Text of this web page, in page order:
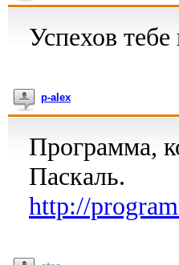
Успехов
p-alex
Программа,
Паскаль.
http://